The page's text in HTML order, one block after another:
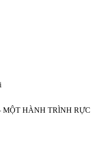
MỘT HÀNH TRÌNH RỰC